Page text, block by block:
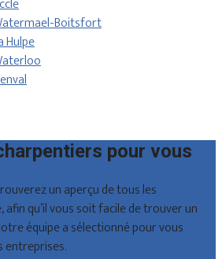
Boitsfort
Hulpe
pour vous
un aperçu de tous les
qu’il vous soit facile de trouver un
équipe a sélectionné pour vous
entreprises.